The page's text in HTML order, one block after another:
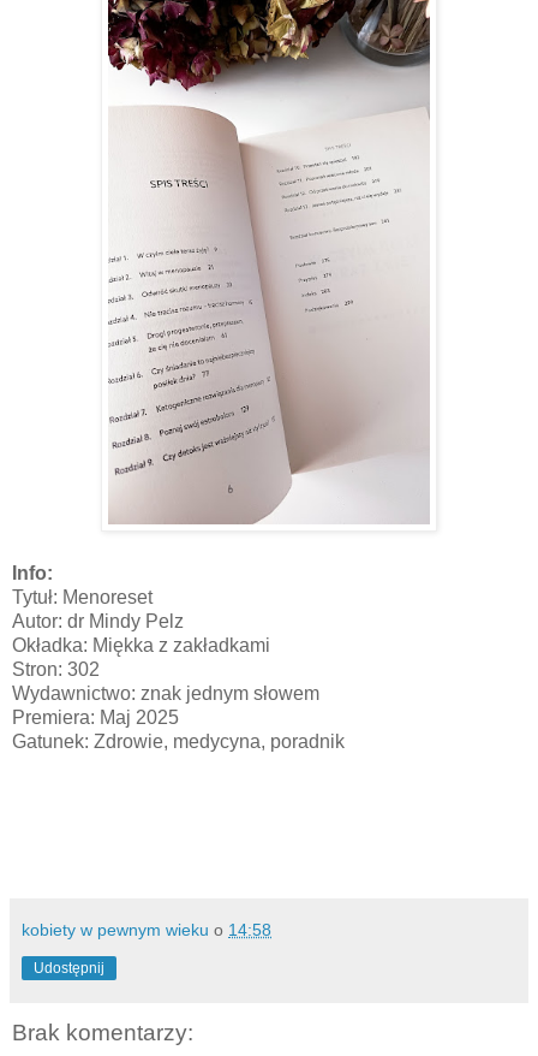
Info:
Tytuł: Menoreset
Autor: dr Mindy Pelz
Okładka: Miękka z zakładkami
Stron: 302
Wydawnictwo: znak jednym słowem
Premiera: Maj 2025
Gatunek: Zdrowie, medycyna, poradnik
kobiety w pewnym wieku o 14:58
Udostępnij
Brak komentarzy: